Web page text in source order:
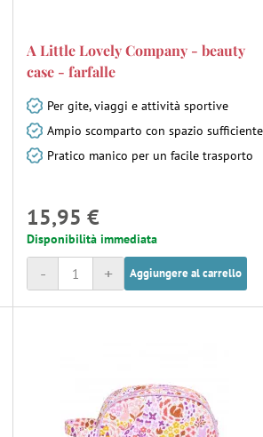
A Little Lovely Company - beauty
case - farfalle
Per gite, viaggi e attività sportive
Ampio scomparto con spazio sufficiente
Pratico manico per un facile trasporto
15,95 €
Disponibilità immediata
+
- Aggiungere al carrello